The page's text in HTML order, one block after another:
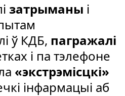
затрыманы і
ў КДБ, пагражалі
і па тэлефоне
«экстрэмісцкі»
інфармацыі аб